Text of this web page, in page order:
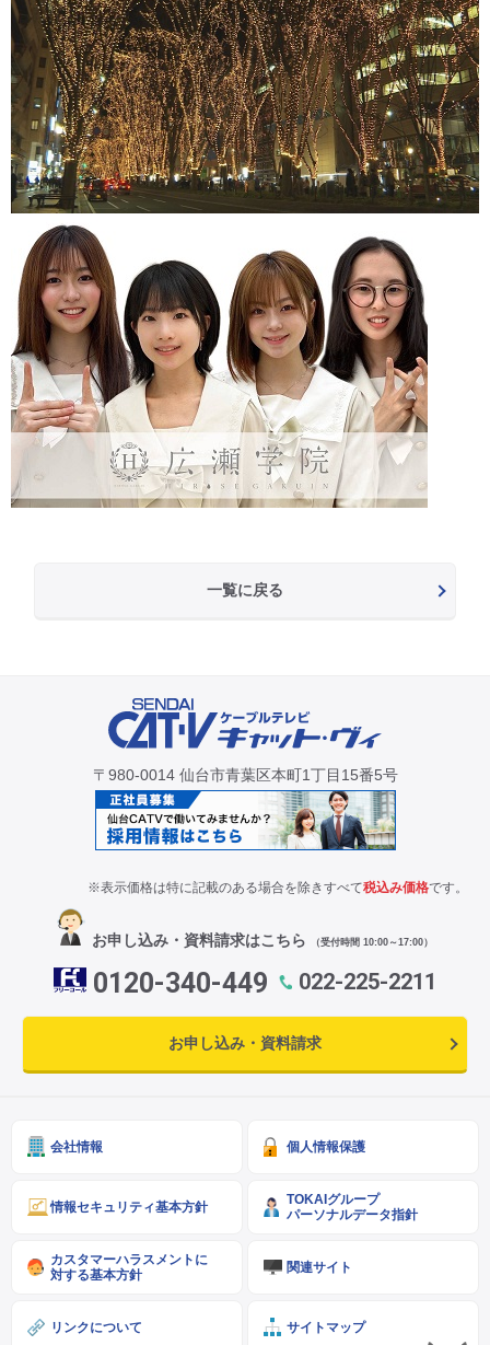
一覧に戻る
〒980-0014 仙台市青葉区本町1丁目15番5号
※表示価格は特に記載のある場合を除きすべて税込み価格です。
お申し込み・資料請求はこちら （受付時間 10:00～17:00）
0120-340-449 022-225-2211
お申し込み・資料請求
会社情報 個人情報保護
情報セキュリティ基本方針
TOKAIグループ
パーソナルデータ指針
カスタマーハラスメントに
対する基本方針
関連サイト
リンクについて サイトマップ